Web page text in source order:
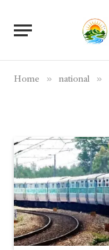
Home » national »